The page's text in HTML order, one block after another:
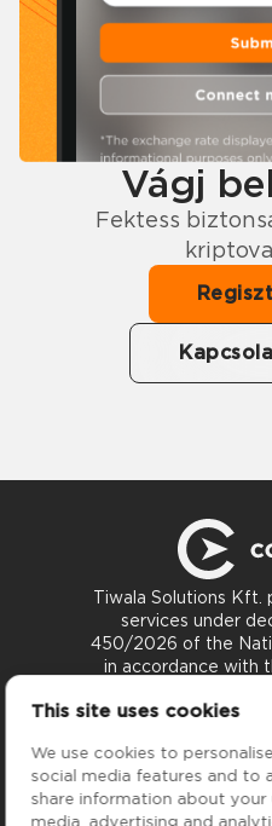
Vágj
Fektess
Tiwala Solutions Kft.
services under
450/2026 of the
in accordance with
Szolgáltatások
This site uses cookies
We use cookies to
social media features and to
share information about your
media, advertising and